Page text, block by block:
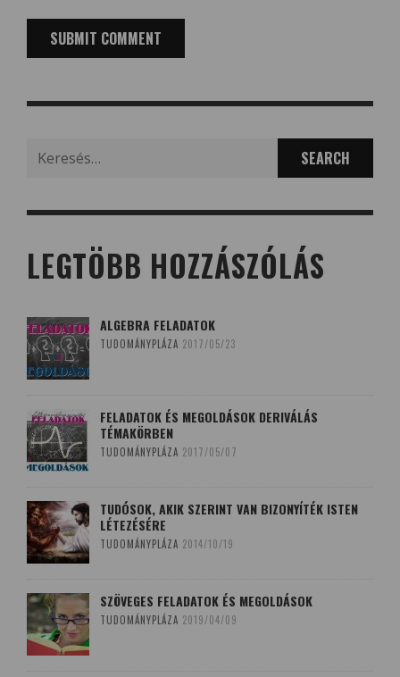
LEGTÖBB HOZZÁSZÓLÁS
ALGEBRA FELADATOK
TUDOMÁNYPLÁZA 2017/05/23
FELADATOK ÉS MEGOLDÁSOK DERIVÁLÁS
TÉMAKÖRBEN
TUDOMÁNYPLÁZA 2017/05/07
TUDÓSOK, AKIK SZERINT VAN BIZONYÍTÉK ISTEN
LÉTEZÉSÉRE
TUDOMÁNYPLÁZA 2014/10/19
SZÖVEGES FELADATOK ÉS MEGOLDÁSOK
TUDOMÁNYPLÁZA 2019/04/09